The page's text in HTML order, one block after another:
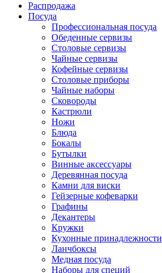
Распродажа
Посуда
Профессиональная посуда
Обеденные сервизы
Столовые сервизы
Чайные сервизы
Кофейные сервизы
Столовые приборы
Чайные наборы
Сковороды
Кастрюли
Ножи
Блюда
Бокалы
Бутылки
Винные аксессуары
Деревянная посуда
Камни для виски
Гейзерные кофеварки
Графины
Декантеры
Кружки
Кухонные принадлежности
Ланчбоксы
Медная посуда
Наборы для специй